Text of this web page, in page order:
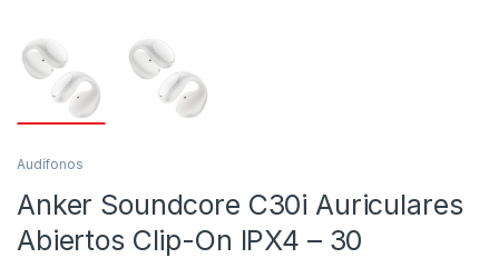
Audífonos
Anker Soundcore C30i Auriculares
Abiertos Clip-On IPX4 – 30